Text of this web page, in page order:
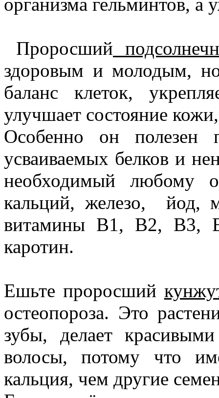
Проросший
здоровым и молодым,
баланс клеток,
улучшает состояние
Особенно он полезен
усваиваемых белков и
необходимый любому
кальций, железо,
йод,
витамины В1, В2, В3,
каротин.
Ешьте проросший
остеопороза. Это
зубы, делает
волосы, потому что
кальция, чем другие